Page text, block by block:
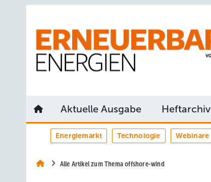
Aktuelle Ausgabe Heftarchiv
Energiemarkt Technologie Webinare
Alle Artikel zum Thema offshore-wind